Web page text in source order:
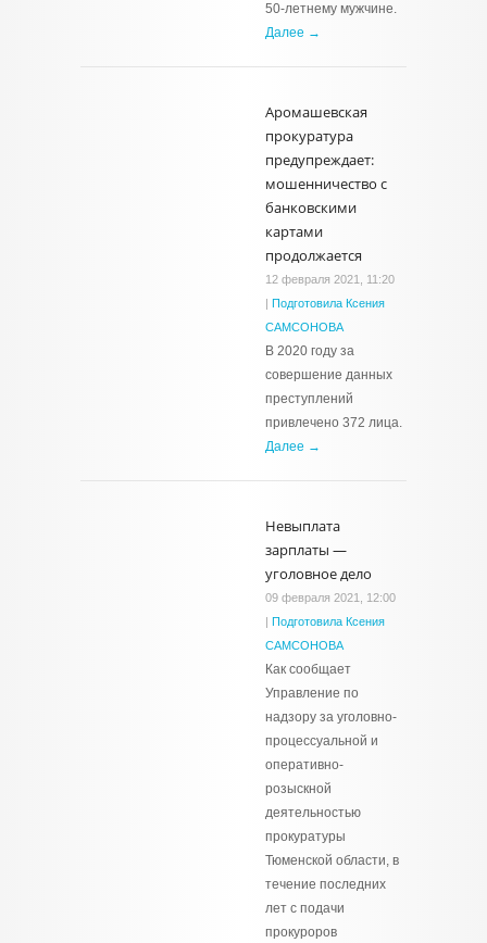
50-летнему мужчине.
Далее →
Аромашевская
прокуратура
предупреждает:
мошенничество с
банковскими
картами
продолжается
12 февраля 2021, 11:20
| Подготовила Ксения
САМСОНОВА
В 2020 году за
совершение данных
преступлений
привлечено 372 лица.
Далее →
Невыплата
зарплаты —
уголовное дело
09 февраля 2021, 12:00
| Подготовила Ксения
САМСОНОВА
Как сообщает
Управление по
надзору за уголовно-
процессуальной и
оперативно-
розыскной
деятельностью
прокуратуры
Тюменской области, в
течение последних
лет с подачи
прокуроров